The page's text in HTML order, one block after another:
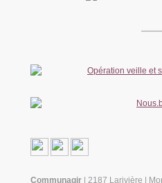
Communagir | 2187 Larivière |